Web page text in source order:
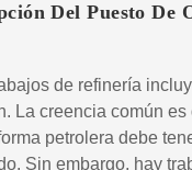
Del Puesto De
de refinería
La creencia común
petrolera debe
Sin embargo, hay